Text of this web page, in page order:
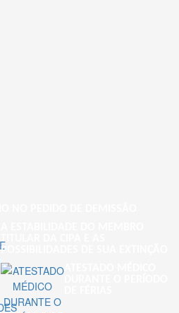
POSSIBILIDADES DE SUA EXTINÇÃO